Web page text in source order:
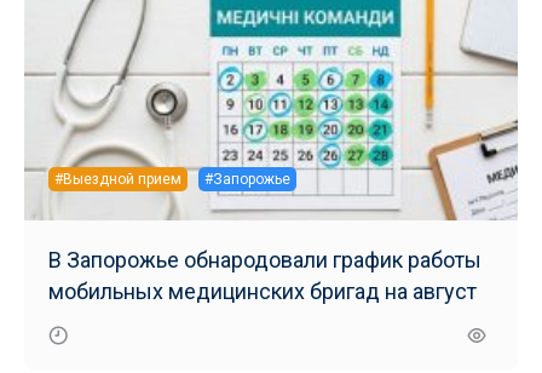
#Выездной прием #Запорожье
В Запорожье обнародовали график работы
мобильных медицинских бригад на август